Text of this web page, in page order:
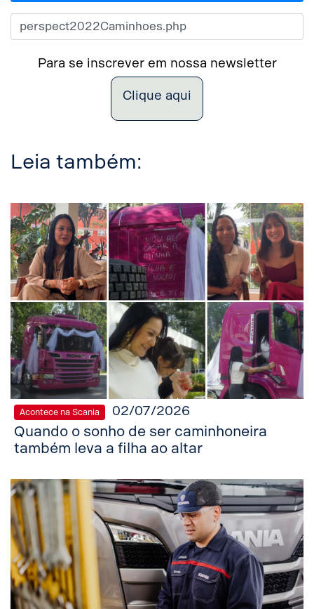
Para se inscrever em nossa newsletter
Clique aqui
Leia também:
Acontece na Scania 02/07/2026
Quando o sonho de ser caminhoneira
também leva a filha ao altar